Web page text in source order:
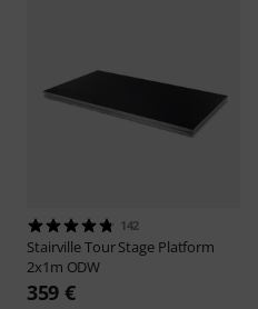
142
StairvilleTour Stage Platform
2x1m ODW
359 €